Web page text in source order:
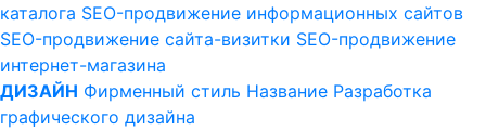
каталога SEO-продвижение информационных сайтов
SEO-продвижение сайта-визитки SEO-продвижение
интернет-магазина
ДИЗАЙН Фирменный стиль Название Разработка
графического дизайна